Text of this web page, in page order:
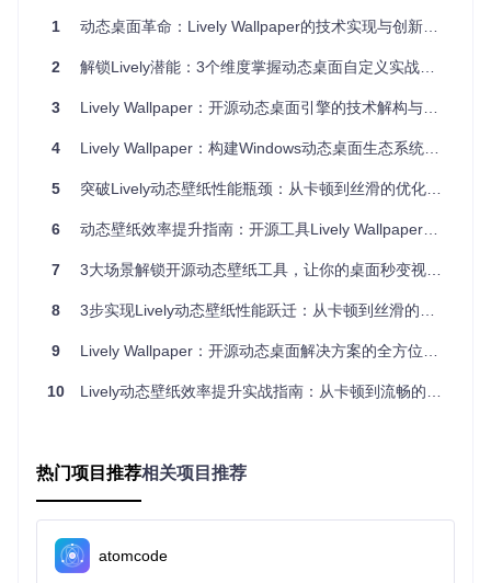
需要重点关注的三个核心指标：
CPU持续高于70%：可能是渲染引擎选择不当
GPU 3D使用率超过85%：分辨率或特效设置过高
将"minlevel"的值从"Info"改为"Debug"
DATA%\Lively\logs）
实施多维优化：突破性能瓶颈的4种实战方案
优化渲染管线：选择最适合的播放引擎
视频/动画类壁纸优化：
优先使用MPV引擎（设置路径：右键壁纸 > 播放设置 > 引
配置硬件加速：设置 > 性能 > 启用硬件解码
降低分辨率：4K视频可降为1080p（设置 > 高级 > 缩放质
1 动态桌面革命：Lively Wallpaper的技术实现与创新应用
2 解锁Lively潜能：3个维度掌握动态桌面自定义实战指南
3 Lively Wallpaper：开源动态桌面引擎的技术解构与创新应用
4 Lively Wallpaper：构建Windows动态桌面生态系统的技术实践
5 突破Lively动态壁纸性能瓶颈：从卡顿到丝滑的优化秘诀
6 动态壁纸效率提升指南：开源工具Lively Wallpaper全栈应用攻略
7 3大场景解锁开源动态壁纸工具，让你的桌面秒变视觉焦点
8 3步实现Lively动态壁纸性能跃迁：从卡顿到丝滑的效率革命
9 Lively Wallpaper：开源动态桌面解决方案的全方位探索
10 Lively动态壁纸效率提升实战指南：从卡顿到流畅的全方位优化
热门项目推荐相关项目推荐
atomcode